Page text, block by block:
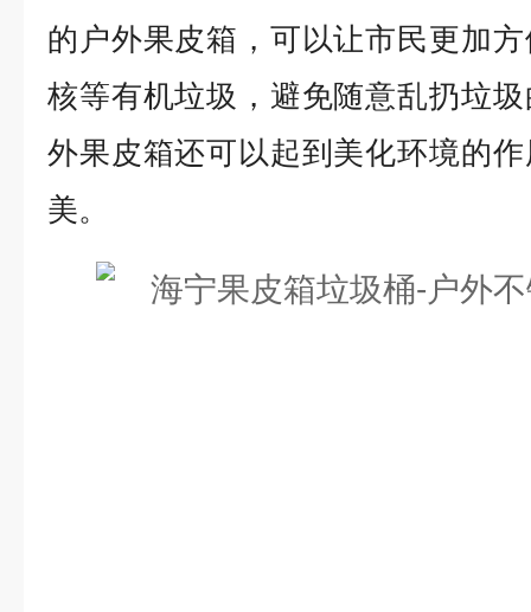
的户外果皮箱，可以让市民更加
核等有机垃圾，避免随意乱扔垃
外果皮箱还可以起到美化环境的
美。